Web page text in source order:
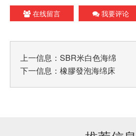
在线留言 我要评论
上一信息： SBR米白色海绵
下一信息： 橡膠發泡海绵床